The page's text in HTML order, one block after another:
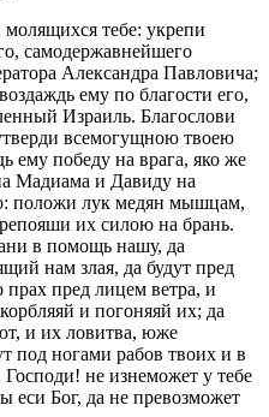
тебе: укрепи
самодержавнейшего
Александра Павловича;
ему по благости его,
Израиль. Благослови
всемогущною твоею
ему победу на врага, яко же
Мадиама и Давиду на
положи лук медян мышцам,
их силою на брань.
в помощь нашу, да
нам злая, да будут пред
прах пред лицем ветра, и
и погоняяй их; да
и их ловитва, юже
под ногами рабов твоих и в
не изнеможет у тебе
еси Бог, да не превозможет